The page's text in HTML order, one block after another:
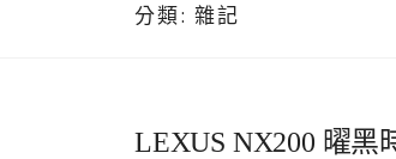
分類: 雜記
LEXUS NX200 曜黑